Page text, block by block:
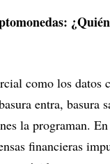
como los datos
entra, basura
la programan.
financieras